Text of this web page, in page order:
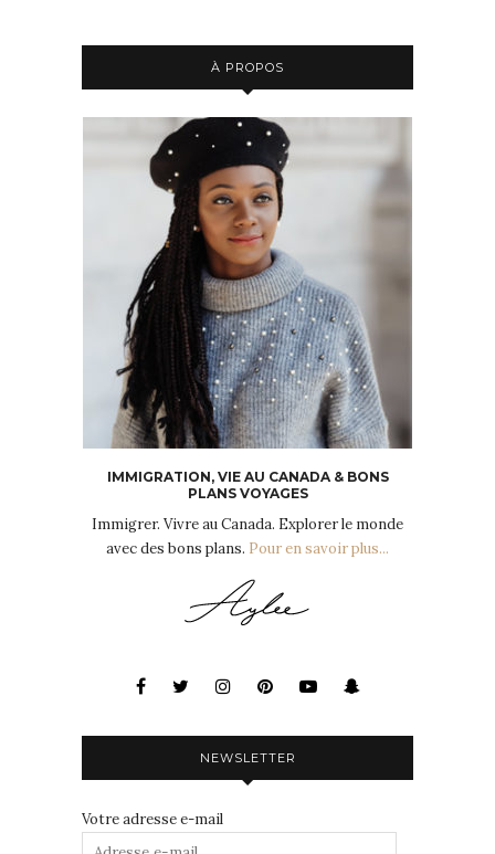
À PROPOS
IMMIGRATION, VIE AU CANADA & BONS
PLANS VOYAGES
Immigrer. Vivre au Canada. Explorer le monde
avec des bons plans. Pour en savoir plus...
NEWSLETTER
Votre adresse e-mail
Adresse